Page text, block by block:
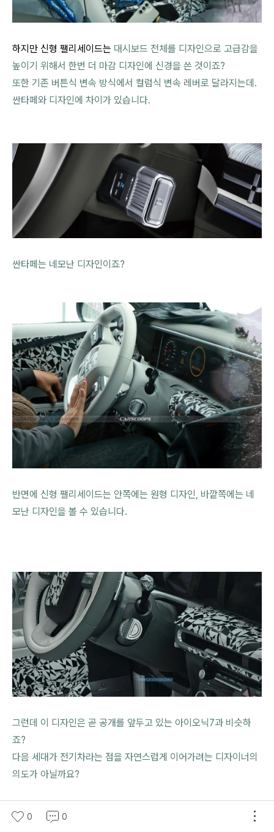
하지만 신형 팰리세이드는 대시보드 전체를 디자인으로 고급감을
높이기 위해서 한번 더 마감 디자인에 신경을 쓴 것이죠?
또한 기존 버튼식 변속 방식에서 컬럼식 변속 레버로 달라지는데.
싼타페와 디자인에 차이가 있습니다.
싼타페는 네모난 디자인이죠?
반면에 신형 팰리세이드는 안쪽에는 원형 디자인, 바깥쪽에는 네
모난 디자인을 볼 수 있습니다.
그런데 이 디자인은 곧 공개를 앞두고 있는 아이오닉7과 비슷하
죠?
다음 세대가 전기차라는 점을 자연스럽게 이어가려는 디자이너의
의도가 아닐까요?
0 0